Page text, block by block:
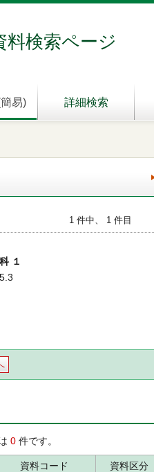
検索ページ
易) 詳細検索
1 件中、 1 件目
１
0 件です。
資料コード 資料区分